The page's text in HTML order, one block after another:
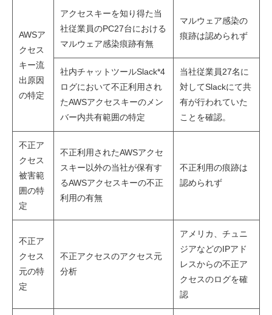
AWSア
クセス
キー流
出原因
の特定
アクセスキーを知り得た当
社従業員のPC27台における
マルウェア感染痕跡有無
マルウェア感染の
痕跡は認められず
社内チャットツールSlack*4
ログにおいて不正利用され
たAWSアクセスキーのメン
バー内共有範囲の特定
当社従業員27名に
対してSlackにて共
有が行われていた
ことを確認。
不正ア
クセス
被害範
囲の特
定
不正利用されたAWSアクセ
スキー以外の当社が保有す
るAWSアクセスキーの不正
利用の有無
不正利用の痕跡は
認められず
不正ア
クセス
元の特
定
不正アクセスのアクセス元
分析
アメリカ、チュニ
ジアなどのIPアド
レスからの不正ア
クセスのログを確
認